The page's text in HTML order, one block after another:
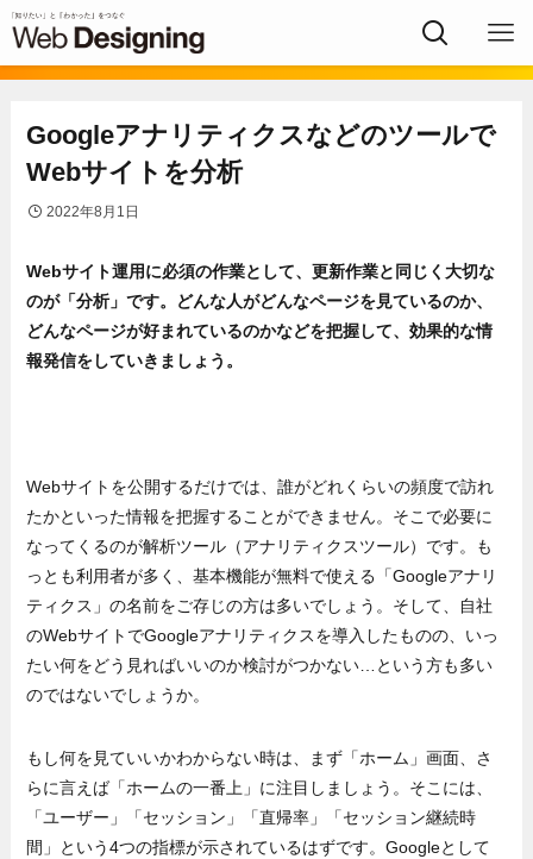
Googleアナリティクスなどのツールで
Webサイトを分析
2022年8月1日
Webサイト運用に必須の作業として、更新作業と同じく大切な
のが「分析」です。どんな人がどんなページを見ているのか、
どんなページが好まれているのかなどを把握して、効果的な情
報発信をしていきましょう。
Webサイトを公開するだけでは、誰がどれくらいの頻度で訪れ
たかといった情報を把握することができません。そこで必要に
なってくるのが解析ツール（アナリティクスツール）です。も
っとも利用者が多く、基本機能が無料で使える「Googleアナリ
ティクス」の名前をご存じの方は多いでしょう。そして、自社
のWebサイトでGoogleアナリティクスを導入したものの、いっ
たい何をどう見ればいいのか検討がつかない…という方も多い
のではないでしょうか。
もし何を見ていいかわからない時は、まず「ホーム」画面、さ
らに言えば「ホームの一番上」に注目しましょう。そこには、
「ユーザー」「セッション」「直帰率」「セッション継続時
間」という4つの指標が示されているはずです。Googleとして